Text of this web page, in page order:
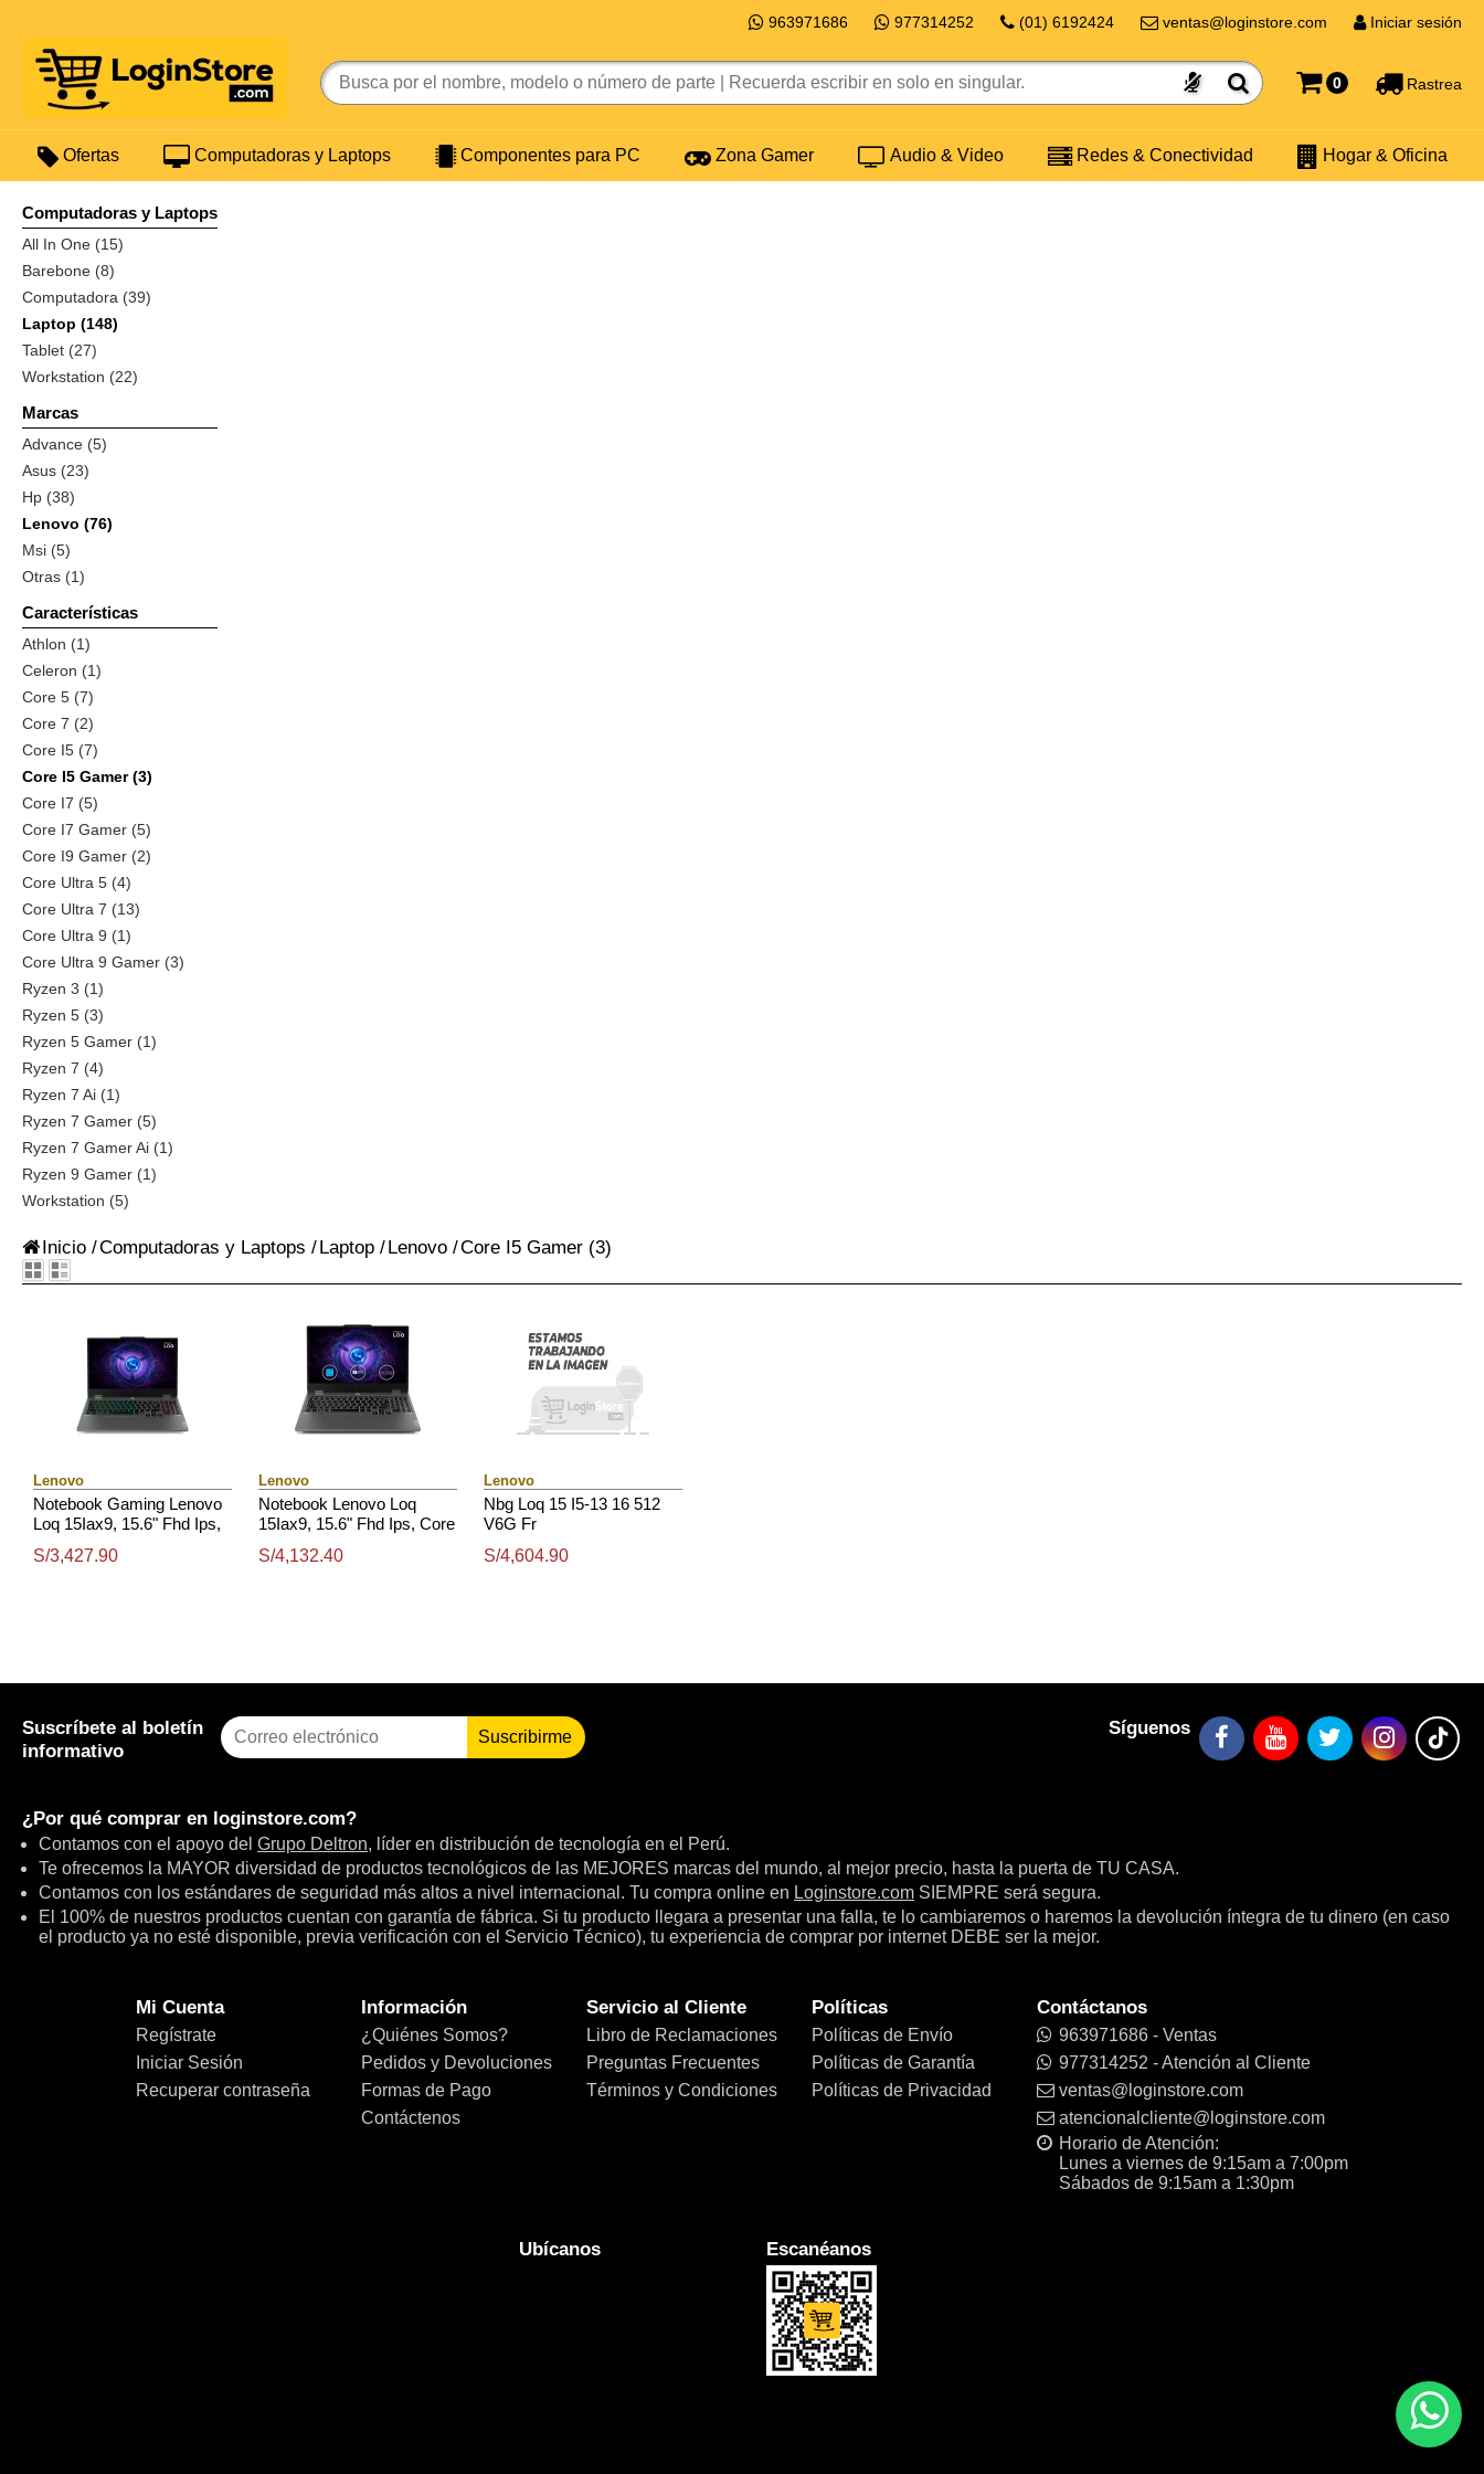
963971686 977314252 (01) 6192424 ventas@loginstore.com Iniciar sesión
0 Rastrea
Ofertas Computadoras y Laptops Componentes para PC Zona Gamer Audio & Video Redes & Conectividad Hogar & Oficina
Computadoras y Laptops
All In One (15)
Barebone (8)
Computadora (39)
Laptop (148)
Tablet (27)
Workstation (22)
Marcas
Advance (5)
Asus (23)
Hp (38)
Lenovo (76)
Msi (5)
Otras (1)
Características
Athlon (1)
Celeron (1)
Core 5 (7)
Core 7 (2)
Core I5 (7)
Core I5 Gamer (3)
Core I7 (5)
Core I7 Gamer (5)
Core I9 Gamer (2)
Core Ultra 5 (4)
Core Ultra 7 (13)
Core Ultra 9 (1)
Core Ultra 9 Gamer (3)
Ryzen 3 (1)
Ryzen 5 (3)
Ryzen 5 Gamer (1)
Ryzen 7 (4)
Ryzen 7 Ai (1)
Ryzen 7 Gamer (5)
Ryzen 7 Gamer Ai (1)
Ryzen 9 Gamer (1)
Workstation (5)
Inicio /Computadoras y Laptops /Laptop /Lenovo /Core I5 Gamer (3)
Lenovo
Notebook Gaming Lenovo
Loq 15Iax9, 15.6" Fhd Ips,
4.4Ghz, 16Gb Ddr5
S/3,427.90
Lenovo
Notebook Lenovo Loq
15Iax9, 15.6" Fhd Ips, Core
8Gb Ddr5-4800Mhz
S/4,132.40
Lenovo
Nbg Loq 15 I5-13 16 512
V6G Fr
S/4,604.90
Suscríbete al boletín
informativo
Suscribirme Síguenos
¿Por qué comprar en loginstore.com?
Contamos con el apoyo del Grupo Deltron, líder en distribución de tecnología en el Perú.
Te ofrecemos la MAYOR diversidad de productos tecnológicos de las MEJORES marcas del mundo, al mejor precio, hasta la puerta de TU CASA.
Contamos con los estándares de seguridad más altos a nivel internacional. Tu compra online en Loginstore.com SIEMPRE será segura.
El 100% de nuestros productos cuentan con garantía de fábrica. Si tu producto llegara a presentar una falla, te lo cambiaremos o haremos la devolución íntegra de tu dinero (en caso
el producto ya no esté disponible, previa verificación con el Servicio Técnico), tu experiencia de comprar por internet DEBE ser la mejor.
Mi Cuenta
Regístrate
Iniciar Sesión
Recuperar contraseña
Información
¿Quiénes Somos?
Pedidos y Devoluciones
Formas de Pago
Contáctenos
Servicio al Cliente
Libro de Reclamaciones
Preguntas Frecuentes
Términos y Condiciones
Políticas
Políticas de Envío
Políticas de Garantía
Políticas de Privacidad
Contáctanos
963971686 - Ventas
977314252 - Atención al Cliente
ventas@loginstore.com
atencionalcliente@loginstore.com
Horario de Atención:
Lunes a viernes de 9:15am a 7:00pm
Sábados de 9:15am a 1:30pm
Ubícanos Escanéanos